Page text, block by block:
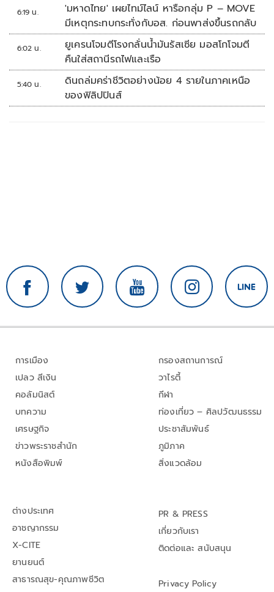
6:19 น.
'มหาดไทย' เผยไทม์ไลน์ หารือกลุ่ม P – MOVE
มีเหตุกระทบกระทั่งกับอส. ก่อนพาส่งขึ้นรถกลับ
6:02 น.
ยูเครนโจมตีโรงกลั่นน้ำมันรัสเซีย มอสโกโจมตี
คืนใส่สถานีรถไฟและเรือ
5:40 น.
ดินถล่มคร่าชีวิตอย่างน้อย 4 รายในภาคเหนือ
ของฟิลิปปินส์
การเมือง
เปลว สีเงิน
คอลัมนิสต์
บทความ
เศรษฐกิจ
ข่าวพระราชสำนัก
หนังสือพิมพ์
กรองสถานการณ์
วาไรตี้
กีฬา
ท่องเที่ยว – ศิลปวัฒนธรรม
ประชาสัมพันธ์
ภูมิภาค
สิ่งแวดล้อม
ต่างประเทศ
อาชญากรรม
X-CITE
ยานยนต์
สาธารณสุข-คุณภาพชีวิต
PR & PRESS
เกี่ยวกับเรา
ติดต่อและ สนับสนุน
Privacy Policy